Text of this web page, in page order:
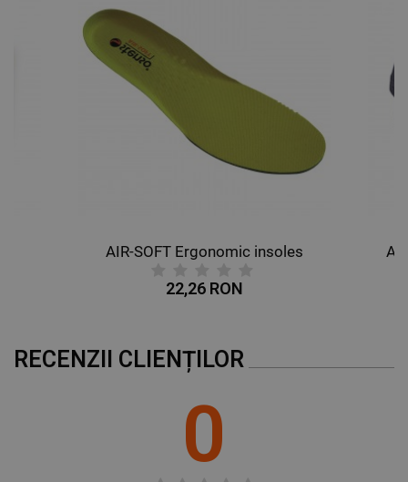
AIR-SOFT Ergonomic insoles
22,26 RON
RECENZII CLIENȚILOR
0
DE FUNCŢIONALITATE
NECLASIFICATE